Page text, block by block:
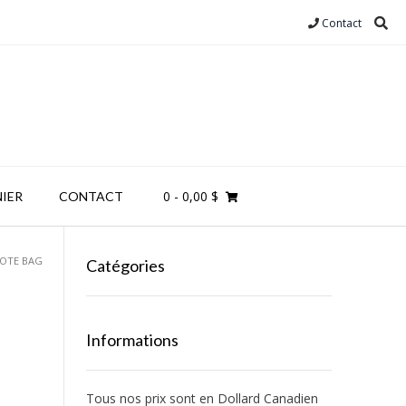
Contact
CONTACT 0 - 0,00 $
BAG Catégories
Informations
Tous nos prix sont en Dollard Canadien